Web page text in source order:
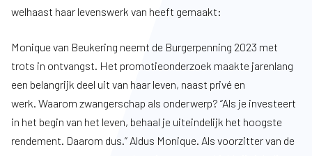
welhaast haar levenswerk van heeft gemaakt:
Monique van Beukering neemt de Burgerpenning 2023 met
trots in ontvangst. Het promotieonderzoek maakte jarenlang
een belangrijk deel uit van haar leven, naast privé en
werk. Waarom zwangerschap als onderwerp? “Als je investeert
in het begin van het leven, behaal je uiteindelijk het hoogste
rendement. Daarom dus.” Aldus Monique. Als voorzitter van de